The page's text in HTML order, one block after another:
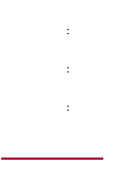
:
:
: